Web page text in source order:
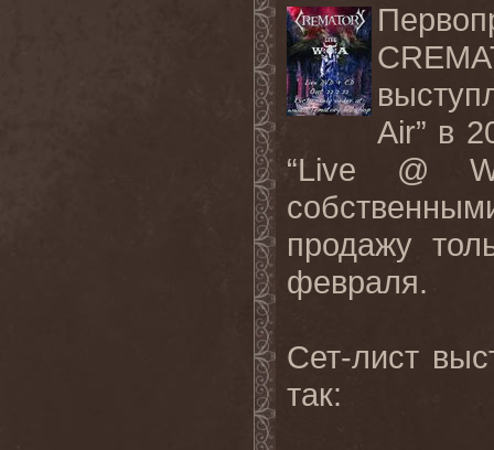
Air” в
“Live @
продажу
февраля.
Сет-лист
так: